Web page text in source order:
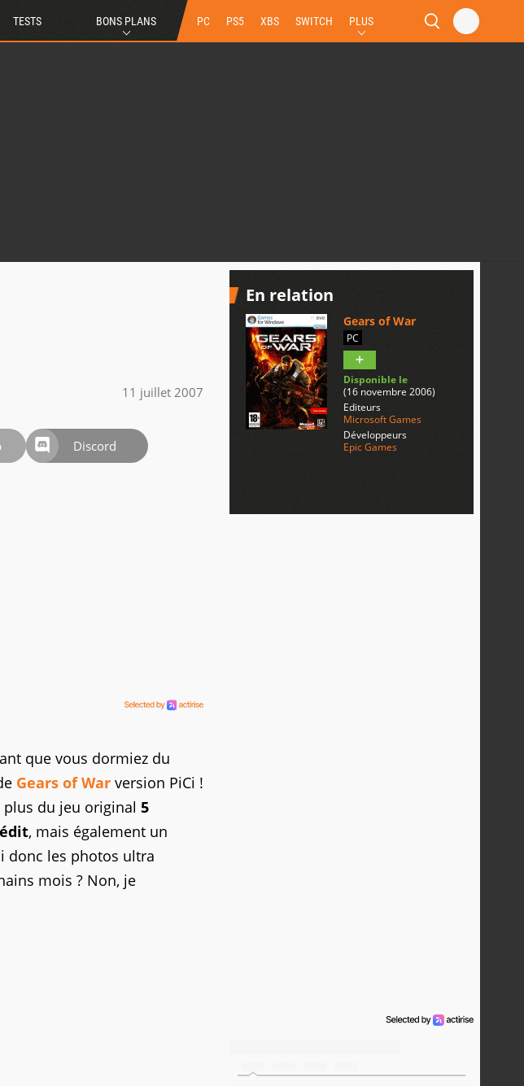
TESTS BONS PLANS PC PS5 XBS SWITCH PLUS
11 juillet 2007
Discord
que vous dormiez du
Gears of War version PiCi !
plus du jeu original 5
, mais également un
donc les photos ultra
mois ? Non, je
En relation
Gears of War
PC
Disponible le
(16 novembre 2006)
Editeurs
Microsoft Games
Développeurs
Epic Games